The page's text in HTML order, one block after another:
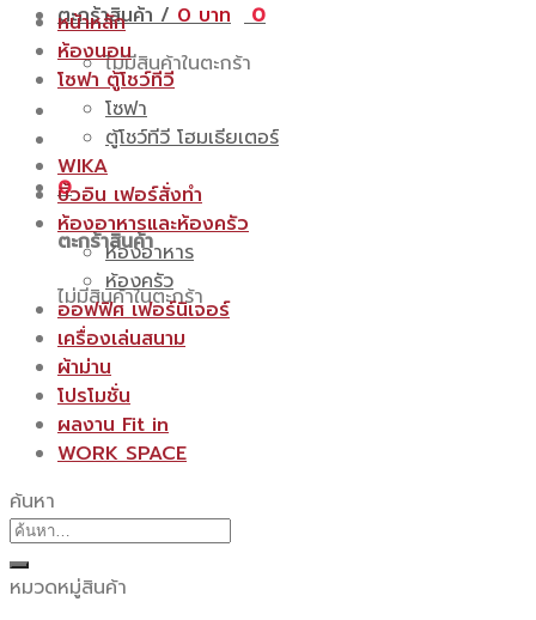
ตะกร้าสินค้า /0
0
ไม่มีสินค้าในตะกร้า
0
ตะกร้าสินค้า
ไม่มีสินค้าในตะกร้า
หน้าหลัก
ห้องนอน
โซฟา ตู้โชว์ทีวี
โซฟา
ตู้โชว์ทีวี โฮมเธียเตอร์
WIKA
บิ้วอิน เฟอร์สั่งทำ
ห้องอาหารและห้องครัว
ห้องอาหาร
ห้องครัว
ออฟฟิศ เฟอร์นิเจอร์
เครื่องเล่นสนาม
ผ้าม่าน
โปรโมชั่น
ผลงาน Fit in
WORK SPACE
ค้นหา
ค้นหา:
หมวดหมู่สินค้า